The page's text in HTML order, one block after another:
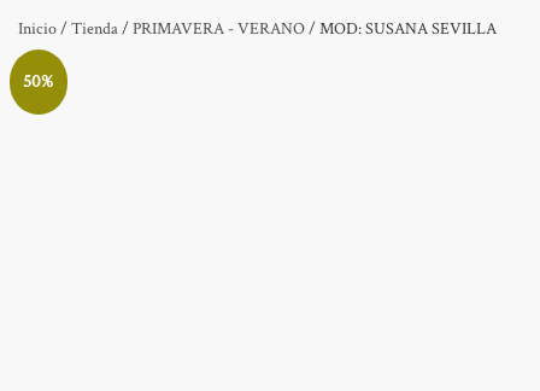
Inicio/ Tienda/ PRIMAVERA - VERANO/ MOD: SUSANA SEVILLA
50%